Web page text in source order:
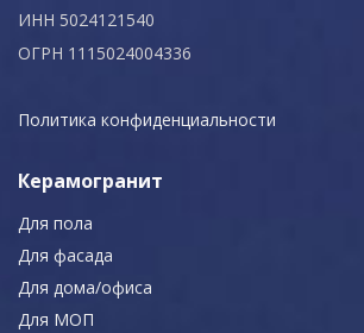
ИНН 5024121540
ОГРН 1115024004336
Политика конфиденциальности
Керамогранит
Для пола
Для фасада
Для дома/офиса
Для МОП